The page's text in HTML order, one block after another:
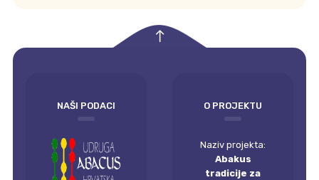
NAŠI PODACI O PROJEKTU
Naziv projekta:
Abakus
tradicije za